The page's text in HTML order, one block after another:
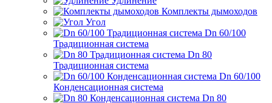
Комплекты дымоходов
Угол
Dn 60/100
Традиционная система
Dn 80
Традиционная система
Dn 60/100
Конденсационная система
Dn 80